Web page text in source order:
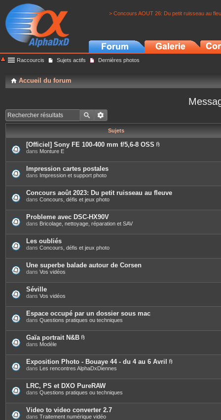
> Concours AOUT 26: Du petit ruisseau au
Raccourcis Sujets actifs Dernières photos
Accueil du forum
Sujets
[Officiel] Sony FE 100-400 mm f/5,6-8 OSS
è
j
o
i
t
dans Monture E
Impression cartes postales
dans Impression et support photo
Concours août 2023: Du petit ruisseau au fleuve
dans Concours, défis et jeux photo
Probleme avec DSC-HX90V
dans Bricolage, nettoyage, réparation et SAV
Les oubliés
dans Concours, défis et jeux photo
Une superbe balade autour de Corsen
dans Vos vidéos
Séville
dans Vos vidéos
Espace occupé par un dossier sous mac
dans Questions pratiques ou techniques
Gaïa portrait N&B
è
c
e
s
j
o
i
n
t
e
s
dans Modèle
Exposition Photo - Bouaye 44 - du 4 au 6 Avril
è
j
dans Les rencontres AlphaDxDiennes
LRC, PS et DXO PureRAW
dans Questions pratiques ou techniques
Video to video converter 2.7
dans Traitement numérique vidéo